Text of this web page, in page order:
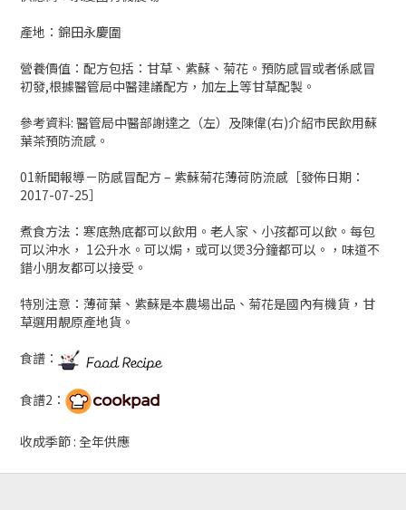
產地：錦田永慶圍
營養價值：配方包括：甘草、紫蘇、菊花。預防感冒或者係感冒
初發,根據醫管局中醫建議配方，加左上等甘草配製。
參考資料: 醫管局中醫部謝達之（左）及陳偉(右)介紹市民飲用蘇
葉茶預防流感。
01新聞報導－防感冒配方 – 紫蘇菊花薄荷防流感［發佈日期：
2017-07-25］
煮食方法：寒底熱底都可以飲用。老人家、小孩都可以飲。每包
可以沖水， 1公升水。可以焗，或可以煲3分鐘都可以。，味道不
錯小朋友都可以接受。
特別注意：薄荷葉、紫蘇是本農場出品、菊花是國內有機貨，甘
草選用靚原產地貨。
食譜：
食譜2：
收成季節 : 全年供應